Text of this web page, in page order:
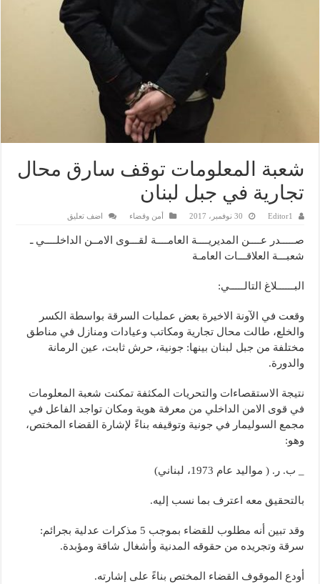
شعبة المعلومات توقف سارق محال
تجارية في جبل لبنان
Editor1 30 نوفمبر، 2017 أمن وقضاء اضف تعليق
صـــــدر عــــن المديريــــة العامــــة لقـــوى الامــن الداخلــــي ـ
شعبـــة العلاقـــات العامـة
البــــــلاغ التالـــــي:
وقعت في الآونة الاخيرة بعض عمليات السرقة بواسطة الكسر
والخلع، طالت محال تجارية ومكاتب وعيادات ومنازل في مناطق
مختلفة من جبل لبنان بينها: جونية، حرش ثابت، عين الرمانة
والدورة.
نتيجة الاستقصاءات والتحريات المكثفة تمكنت شعبة المعلومات
في قوى الامن الداخلي من معرفة هوية ومكان تواجد الفاعل في
مجمع السوليمار في جونية وتوقيفه بناءً لإشارة القضاء المختص،
وهو:
_ ب. ر. ( مواليد عام 1973، لبناني)
بالتحقيق معه اعترف بما نسب إليه.
وقد تبين أنه مطلوب للقضاء بموجب 5 مذكرات عدلية بجرائم:
سرقة وتجريده من حقوقه المدنية وأشغال شاقة ومؤبدة.
أودع الموقوف القضاء المختص بناءً على إشارته.